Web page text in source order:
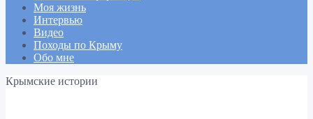
Моя жизнь
Интервью
Видео
Походы по Крыму
Обо мне
Крымские истории